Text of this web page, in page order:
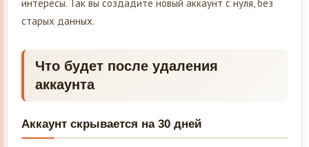
интересы. Так вы создадите новый аккаунт с нуля, без
старых данных.
Что будет после удаления
аккаунта
Аккаунт скрывается на 30 дней